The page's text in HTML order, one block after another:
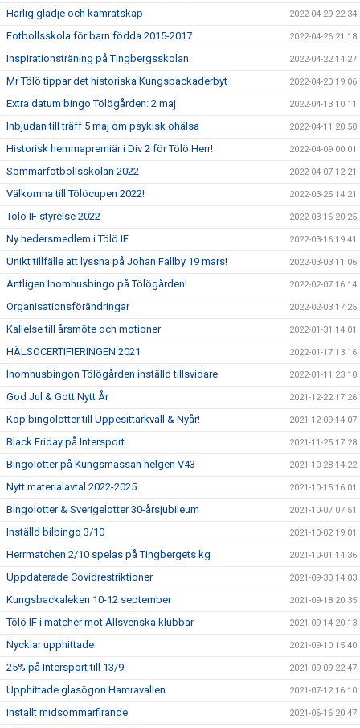
Härlig glädje och kamratskap 2022-04-29 22:34
Fotbollsskola för barn födda 2015-2017 2022-04-26 21:18
Inspirationsträning på Tingbergsskolan 2022-04-22 14:27
Mr Tölö tippar det historiska Kungsbackaderbyt 2022-04-20 19:06
Extra datum bingo Tölögården: 2 maj 2022-04-13 10:11
Inbjudan till träff 5 maj om psykisk ohälsa 2022-04-11 20:50
Historisk hemmapremiär i Div 2 för Tölö Herr! 2022-04-09 00:01
Sommarfotbollsskolan 2022 2022-04-07 12:21
Välkomna till Tölöcupen 2022! 2022-03-25 14:21
Tölö IF styrelse 2022 2022-03-16 20:25
Ny hedersmedlem i Tölö IF 2022-03-16 19:41
Unikt tillfälle att lyssna på Johan Fallby 19 mars! 2022-03-03 11:06
Äntligen Inomhusbingo på Tölögården! 2022-02-07 16:14
Organisationsförändringar 2022-02-03 17:25
Kallelse till årsmöte och motioner 2022-01-31 14:01
HÄLSOCERTIFIERINGEN 2021 2022-01-17 13:16
Inomhusbingon Tölögården inställd tillsvidare 2022-01-11 23:10
God Jul & Gott Nytt År 2021-12-22 17:26
Köp bingolotter till Uppesittarkväll & Nyår! 2021-12-09 14:07
Black Friday på Intersport 2021-11-25 17:28
Bingolotter på Kungsmässan helgen V43 2021-10-28 14:22
Nytt materialavtal 2022-2025 2021-10-15 16:01
Bingolotter & Sverigelotter 30-årsjubileum 2021-10-07 07:51
Inställd bilbingo 3/10 2021-10-02 19:01
Herrmatchen 2/10 spelas på Tingbergets kg 2021-10-01 14:36
Uppdaterade Covidrestriktioner 2021-09-30 14:03
Kungsbackaleken 10-12 september 2021-09-18 20:35
Tölö IF i matcher mot Allsvenska klubbar 2021-09-14 20:13
Nycklar upphittade 2021-09-10 15:40
25% på Intersport till 13/9 2021-09-09 22:47
Upphittade glasögon Hamravallen 2021-07-12 16:10
Inställt midsommarfirande 2021-06-16 20:47